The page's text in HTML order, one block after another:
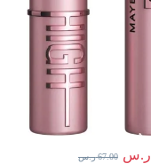
ر.س 67.00 ر.س